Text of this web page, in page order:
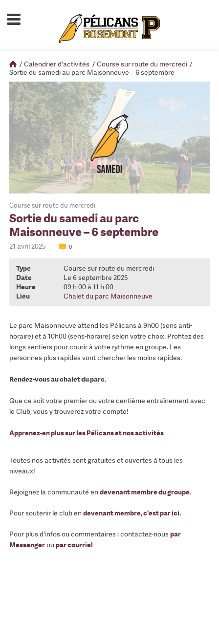
Accueil
Calendrier d'activités
Boutique
Devenir membre
/ Calendrier d'activités / Course sur route du mercredi /
Sortie du samedi au parc Maisonneuve – 6 septembre
Course sur route du mercredi
Sortie du samedi au parc
Maisonneuve – 6 septembre
21 avril 2025 0
Type
Course sur route du mercredi
Date
Le 6 septembre 2025
Heure
09 h 00 à 11 h 00
Lieu
Chalet du parc Maisonneuve
Le parc Maisonneuve attend les Pélicans à 9h00 (sens anti-
horaire) et à 10h00 (sens-horaire) selon votre choix. Profitez des
longs sentiers pour courir à votre rythme en groupe. Les
personnes plus rapides vont chercher les moins rapides.
Rendez-vous au chalet du parc.
Que ce soit votre premier ou votre centième entraînement avec
le Club, vous y trouverez votre compte!
Apprenez-en plus sur les Pélicans et nos activités
Toutes nos activités sont gratuites et ouvertes à tous les
niveaux!
Rejoignez la communauté endevenant membre du groupe.
Pour soutenir le club endevenant membre, c'est par ici.
Pour plus d'infos ou commentaires : contactez-nouspar
Messengerou par courriel